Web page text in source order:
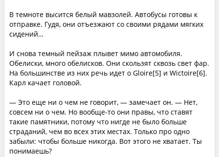
В темноте высится белый мавзолей. Автобусы готовы к
отправке. Гудя, они отъезжают со своими рядами мягких
сидений…
И снова темный пейзаж плывет мимо автомобиля.
Обелиски, много обелисков. Они скользят сквозь свет фар.
На большинстве из них речь идет о Gloire[5] и Wictoire[6].
Карл качает головой.
— Это еще ни о чем не говорит, — замечает он. — Нет,
совсем ни о чем. Но вообще-то они правы, что ставят
такие памятники, потому что нигде не было больше
страданий, чем во всех этих местах. Только про одно
забыли: чтобы больше никогда. Вот этого не хватает. Ты
понимаешь?